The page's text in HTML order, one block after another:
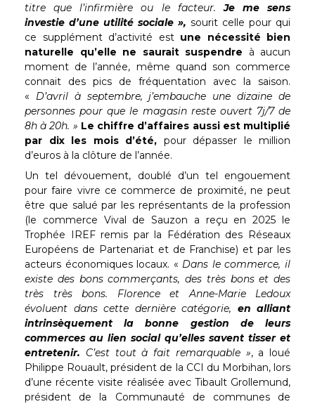
titre que l’infirmière ou le facteur.Je me sens
investie d’une utilité sociale », sourit celle pour qui
ce supplément d’activité est une nécessité bien
naturelle qu’elle ne saurait suspendre à aucun
moment de l’année, même quand son commerce
connait des pics de fréquentation avec la saison.
« D’avril à septembre, j’embauche une dizaine de
personnes pour que le magasin reste ouvert 7j/7 de
8h à 20h. » Le chiffre d’affaires aussi est multiplié
par dix les mois d’été, pour dépasser le million
d’euros à la clôture de l’année.
Un tel dévouement, doublé d’un tel engouement
pour faire vivre ce commerce de proximité, ne peut
être que salué par les représentants de la profession
(le commerce Vival de Sauzon a reçu en 2025 le
Trophée IREF remis par la Fédération des Réseaux
Européens de Partenariat et de Franchise) et par les
acteurs économiques locaux. « Dans le commerce, il
existe des bons commerçants, des très bons et des
très très bons. Florence et Anne-Marie Ledoux
évoluent dans cette dernière catégorie, en alliant
intrinsèquement la bonne gestion de leurs
commerces au lien social qu’elles savent tisser et
entretenir. C’est tout à fait remarquable », a loué
Philippe Rouault, président de la CCI du Morbihan, lors
d’une récente visite réalisée avec Tibault Grollemund,
président de la Communauté de communes de